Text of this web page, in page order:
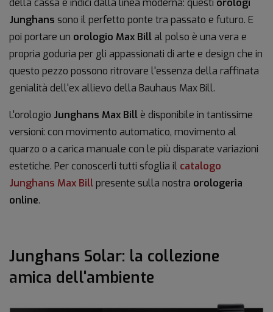
della cassa e indici dalla linea moderna: questi orologi
Junghans sono il perfetto ponte tra passato e futuro. E
poi portare un orologio Max Billal polso è una vera e
propria goduria per gli appassionati di arte e design che in
questo pezzo possono ritrovare l'essenza della raffinata
genialità dell'ex allievo della Bauhaus Max Bill.
L'orologio Junghans Max Billè disponibile in tantissime
versioni: con movimento automatico, movimento al
quarzo o a carica manuale con le più disparate variazioni
estetiche. Per conoscerli tutti sfoglia il catalogo
Junghans Max Billpresente sulla nostra orologeria
online.
Junghans Solar: la collezione
amica dell'ambiente